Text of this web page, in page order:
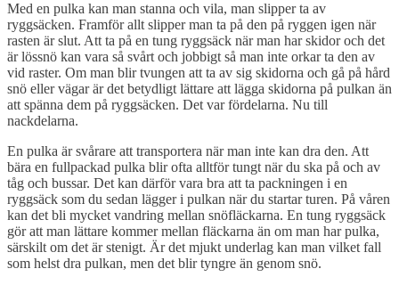
Med en pulka kan man stanna och vila, man slipper ta av
ryggsäcken. Framför allt slipper man ta på den på ryggen igen när
rasten är slut. Att ta på en tung ryggsäck när man har skidor och det
är lössnö kan vara så svårt och jobbigt så man inte orkar ta den av
vid raster. Om man blir tvungen att ta av sig skidorna och gå på hård
snö eller vägar är det betydligt lättare att lägga skidorna på pulkan än
att spänna dem på ryggsäcken. Det var fördelarna. Nu till
nackdelarna.
En pulka är svårare att transportera när man inte kan dra den. Att
bära en fullpackad pulka blir ofta alltför tungt när du ska på och av
tåg och bussar. Det kan därför vara bra att ta packningen i en
ryggsäck som du sedan lägger i pulkan när du startar turen. På våren
kan det bli mycket vandring mellan snöfläckarna. En tung ryggsäck
gör att man lättare kommer mellan fläckarna än om man har pulka,
särskilt om det är stenigt. Är det mjukt underlag kan man vilket fall
som helst dra pulkan, men det blir tyngre än genom snö.